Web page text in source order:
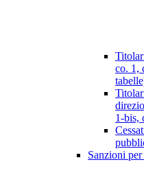
co. 1,
1-bis,
Sanzioni